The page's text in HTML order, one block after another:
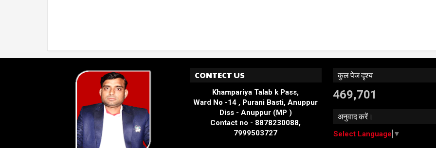
CONTECT US
Khampariya Talab k Pass,
Ward No -14 , Purani Basti, Anuppur
Diss - Anuppur (MP )
Contact no - 8878230088,
7999503727
कुल पेज दृश्य
469,701
अनुवाद करें।
Select Language ▼